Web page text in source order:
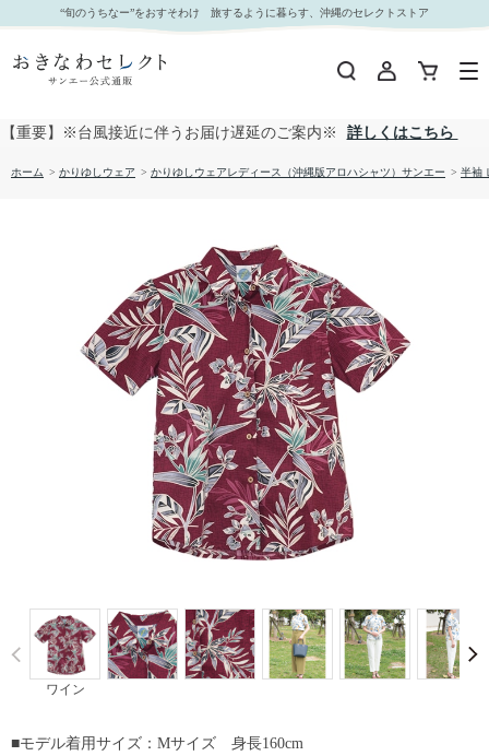
【送料無料】ストレチア柄 かりゆしウェアP-SAEM1126 Kr24 L｜おきなわセレクト サンエー公
式通販
“旬のうちなー”をおすそわけ 旅するように暮らす、沖縄のセレクトストア
【重要】※台風接近に伴うお届け遅延のご案内※ 詳しくはこちら
ホーム > かりゆしウェア > かりゆしウェアレディース（沖縄版アロハシャツ）サンエー > 半袖
ワイン
Prev
■モデル着用サイズ：Mサイズ 身長160cm